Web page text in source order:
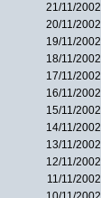
21/11/2002
20/11/2002
19/11/2002
18/11/2002
17/11/2002
16/11/2002
15/11/2002
14/11/2002
13/11/2002
12/11/2002
11/11/2002